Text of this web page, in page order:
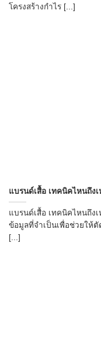
โครงสร้างกำไร [...]
แบรนด์เสื้อ เทคนิคไหนถึง
แบรนด์เสื้อ เทคนิคไหนถึง
ข้อมูลที่จำเป็นเพื่อช่วยให้
[...]